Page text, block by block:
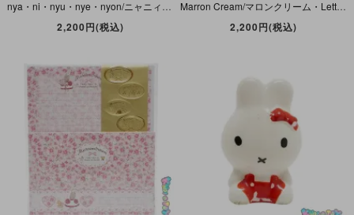
2,200円(税込) 2,200円(税込)